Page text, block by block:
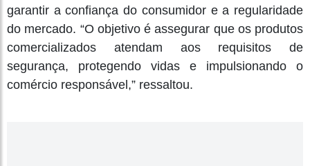
garantir a confiança do consumidor e a regularidade
do mercado. “O objetivo é assegurar que os produtos
comercializados atendam aos requisitos de
segurança, protegendo vidas e impulsionando o
comércio responsável,” ressaltou.